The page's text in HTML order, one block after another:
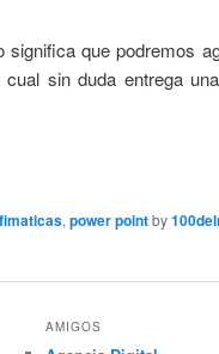
que podremos
sin duda entrega
,power pointby
AMIGOS